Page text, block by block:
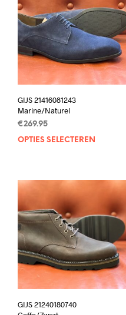
GIJS 21416081243
Marine/Naturel
€269.95
OPTIES SELECTEREN
GIJS 21240180740